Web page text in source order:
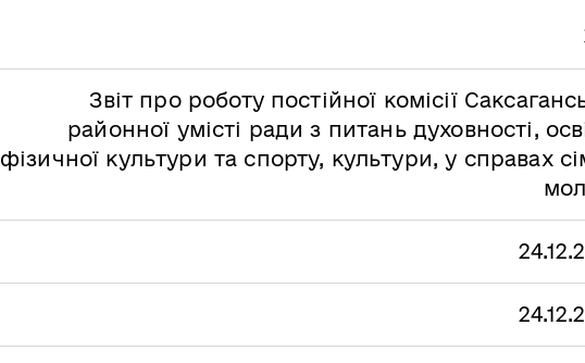
Звіт про роботу постійної комісії
районної умісті ради з питань духовності,
фізичної культури та спорту, культури, у справах